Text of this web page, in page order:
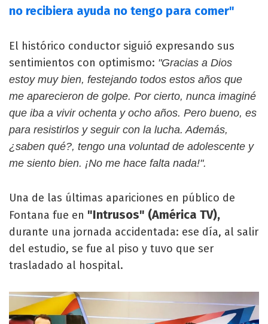
no recibiera ayuda no tengo para comer"
El histórico conductor siguió expresando sus
sentimientos con optimismo: "Gracias a Dios
estoy muy bien, festejando todos estos años que
me aparecieron de golpe. Por cierto, nunca imaginé
que iba a vivir ochenta y ocho años. Pero bueno, es
para resistirlos y seguir con la lucha. Además,
¿saben qué?, tengo una voluntad de adolescente y
me siento bien. ¡No me hace falta nada!".
Una de las últimas apariciones en público de
Fontana fue en "Intrusos" (América TV),
durante una jornada accidentada: ese día, al salir
del estudio, se fue al piso y tuvo que ser
trasladado al hospital.